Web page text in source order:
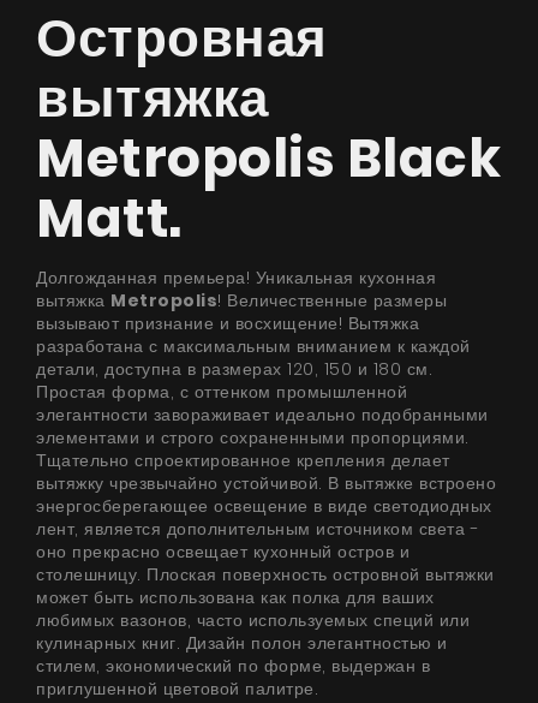
Островная
вытяжка
Metropolis Black
Matt.
Долгожданная премьера! Уникальная кухонная
вытяжка Metropolis! Величественные размеры
вызывают признание и восхищение! Вытяжка
разработана с максимальным вниманием к каждой
детали, доступна в размерах 120, 150 и 180 см.
Простая форма, с оттенком промышленной
элегантности завораживает идеально подобранными
элементами и строго сохраненными пропорциями.
Тщательно спроектированное крепления делает
вытяжку чрезвычайно устойчивой. В вытяжке встроено
энергосберегающее освещение в виде светодиодных
лент, является дополнительным источником света -
оно прекрасно освещает кухонный остров и
столешницу. Плоская поверхность островной вытяжки
может быть использована как полка для ваших
любимых вазонов, часто используемых специй или
кулинарных книг. Дизайн полон элегантностью и
стилем, экономический по форме, выдержан в
приглушенной цветовой палитре.